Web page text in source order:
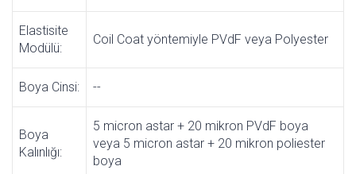
Elastisite
Modülü:
Coil Coat yöntemiyle PVdF veya Polyester
Boya Cinsi: --
Boya
Kalınlığı:
5 micron astar + 20 mikron PVdF boya
veya 5 micron astar + 20 mikron poliester
boya